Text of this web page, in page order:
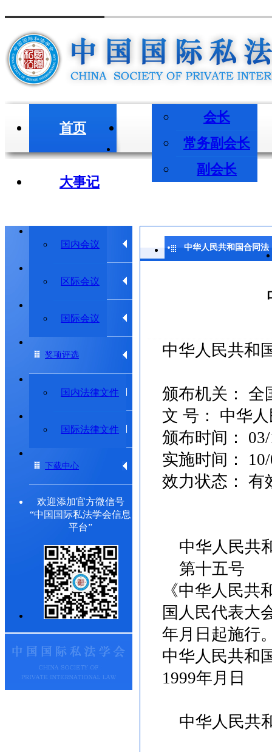
首页
会长
常务副会长
副会长
会长/副会长
大事记
国内会议
区际会议
国际会议
学术会议
学术动态
专题研究委员会
奖项评选
国内法律文件
国际法律文件
法律法规
出版物
下载中心
欢迎添加官方微信号
“中国国际私法学会信息
平台”
中华人民共和国合同法
中华人民共和
颁布机关： 全
文 号： 中华
颁布时间：
实施时间：
效力状态： 有
中华人民共
第十五号
《中华人民
国人民代表大
年月日起施行
中华人民共和
1999年月日
中华人民共